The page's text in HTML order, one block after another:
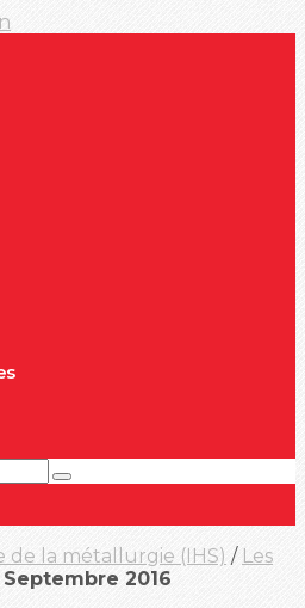
de la métallurgie (IHS) / Les
2016